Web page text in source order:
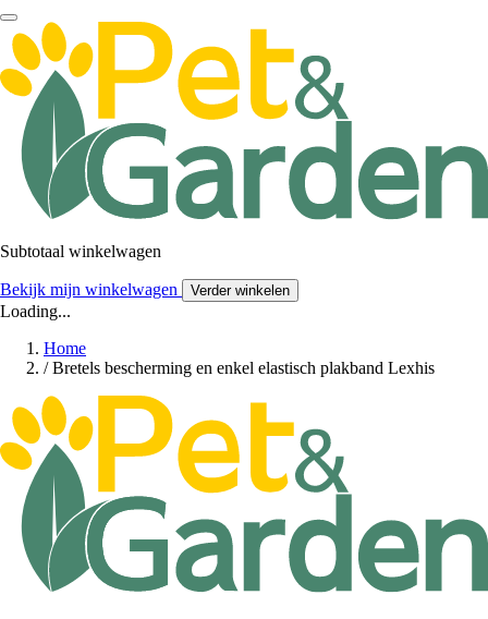
Subtotaal winkelwagen
Bekijk mijn winkelwagen Verder winkelen
Loading...
Home
/ Bretels bescherming en enkel elastisch plakband Lexhis